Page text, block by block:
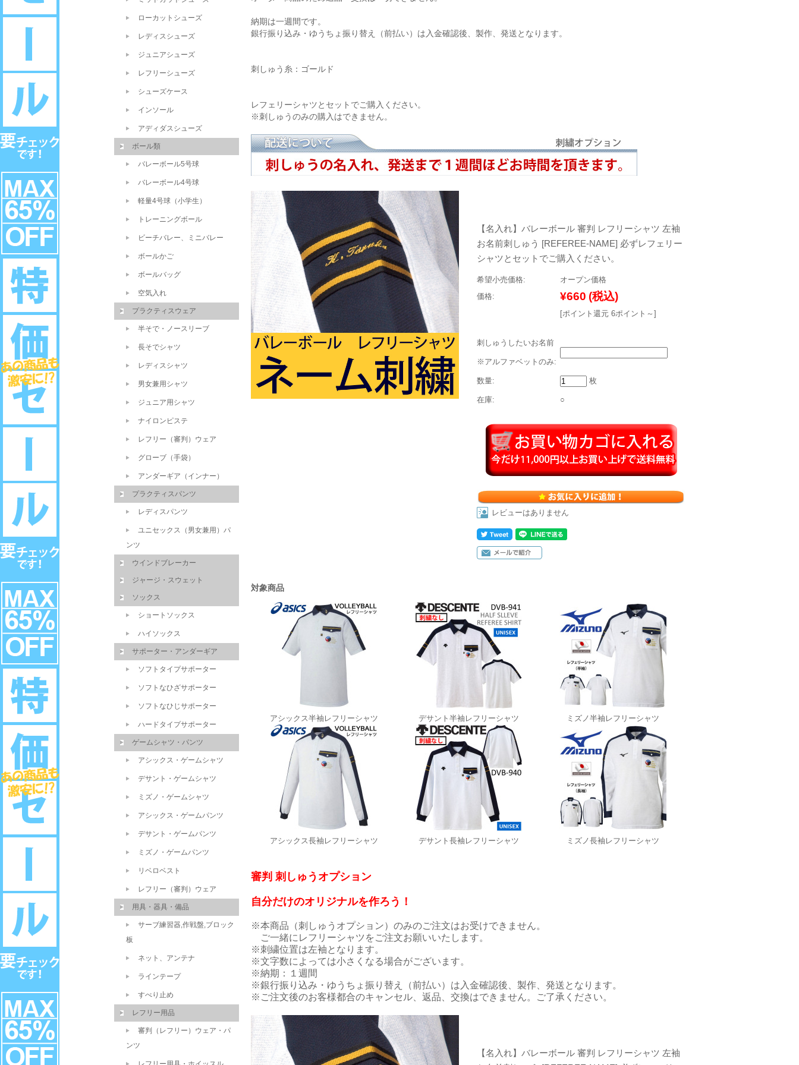
納期は一週間です。
銀行振り込み・ゆうちょ振り替え（前払い）は入金確認後、製作、発送となります。
刺しゅう糸：ゴールド
レフェリーシャツとセットでご購入ください。
※刺しゅうのみの購入はできません。
【名入れ】バレーボール 審判 レフリーシャツ 左袖
お名前刺しゅう [REFEREE-NAME] 必ずレフェリー
シャツとセットでご購入ください。
希望小売価格:
オープン価格
価格:
¥660 (税込)
[ポイント還元 6ポイント～]
刺しゅうしたいお名前
※アルファベットのみ:
数量: 枚
在庫: ○
レビューはありません
対象商品
アシックス半袖レフリーシャツ デサント半袖レフリーシャツ ミズノ半袖レフリーシャツ
アシックス長袖レフリーシャツ デサント長袖レフリーシャツ ミズノ長袖レフリーシャツ
審判 刺しゅうオプション
自分だけのオリジナルを作ろう！
※本商品（刺しゅうオプション）のみのご注文はお受けできません。
ご一緒にレフリーシャツをご注文お願いいたします。
※刺繍位置は左袖となります。
※文字数によっては小さくなる場合がございます。
※納期：１週間
※銀行振り込み・ゆうちょ振り替え（前払い）は入金確認後、製作、発送となります。
※ご注文後のお客様都合のキャンセル、返品、交換はできません。ご了承ください。
【名入れ】バレーボール 審判 レフリーシャツ 左袖
ローカットシューズ
レディスシューズ
ジュニアシューズ
レフリーシューズ
シューズケース
インソール
アディダスシューズ
ボール類
バレーボール5号球
バレーボール4号球
軽量4号球（小学生）
トレーニングボール
ビーチバレー、ミニバレー
ボールかご
ボールバッグ
空気入れ
プラクティスウェア
半そで・ノースリーブ
長そでシャツ
レディスシャツ
男女兼用シャツ
ジュニア用シャツ
ナイロンピステ
レフリー（審判）ウェア
グローブ（手袋）
アンダーギア（インナー）
プラクティスパンツ
レディスパンツ
ユニセックス（男女兼用）パ
ンツ
ウインドブレーカー
ジャージ・スウェット
ソックス
ショートソックス
ハイソックス
サポーター・アンダーギア
ソフトタイプサポーター
ソフトなひざサポーター
ソフトなひじサポーター
ハードタイプサポーター
ゲームシャツ・パンツ
アシックス・ゲームシャツ
デサント・ゲームシャツ
ミズノ・ゲームシャツ
アシックス・ゲームパンツ
デサント・ゲームパンツ
ミズノ・ゲームパンツ
リベロベスト
レフリー（審判）ウェア
用具・器具・備品
サーブ練習器,作戦盤,ブロック
板
ネット、アンテナ
ラインテープ
すべり止め
レフリー用品
審判（レフリー）ウェア・パ
ンツ